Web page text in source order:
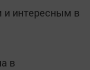
интересным в
в